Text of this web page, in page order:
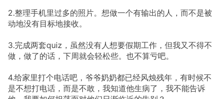
2.整理手机里过多的照片。想做一个有输出的人，而不是被
动地没有目标地接收。
3.完成两套quiz，虽然没有人想要假期工作，但我又不得不
做，做了的话，下周就会轻松些。也不算亏吧。
4.给家里打个电话吧，爷爷奶奶都已经风烛残年，有时候不
是不想打电话，而是不敢，我知道他生病了，我不能告诉